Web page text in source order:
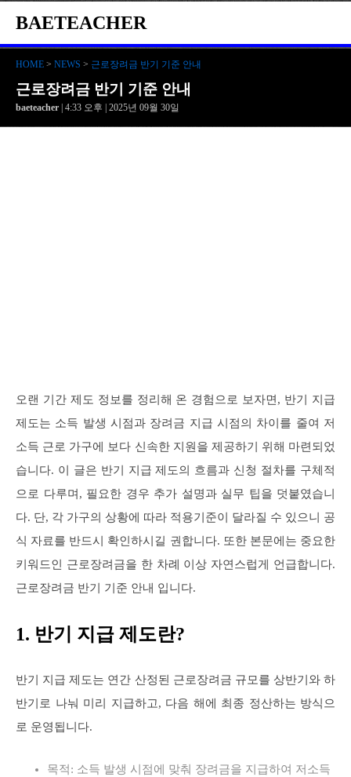
BAETEACHER
HOME > NEWS > 근로장려금 반기 기준 안내
근로장려금 반기 기준 안내
baeteacher | 4:33 오후 | 2025년 09월 30일
오랜 기간 제도 정보를 정리해 온 경험으로 보자면, 반기 지급
제도는 소득 발생 시점과 장려금 지급 시점의 차이를 줄여 저
소득 근로 가구에 보다 신속한 지원을 제공하기 위해 마련되었
습니다. 이 글은 반기 지급 제도의 흐름과 신청 절차를 구체적
으로 다루며, 필요한 경우 추가 설명과 실무 팁을 덧붙였습니
다. 단, 각 가구의 상황에 따라 적용기준이 달라질 수 있으니 공
식 자료를 반드시 확인하시길 권합니다. 또한 본문에는 중요한
키워드인 근로장려금을 한 차례 이상 자연스럽게 언급합니다.
근로장려금 반기 기준 안내 입니다.
1. 반기 지급 제도란?
반기 지급 제도는 연간 산정된 근로장려금 규모를 상반기와 하
반기로 나눠 미리 지급하고, 다음 해에 최종 정산하는 방식으
로 운영됩니다.
목적: 소득 발생 시점에 맞춰 장려금을 지급하여 저소득